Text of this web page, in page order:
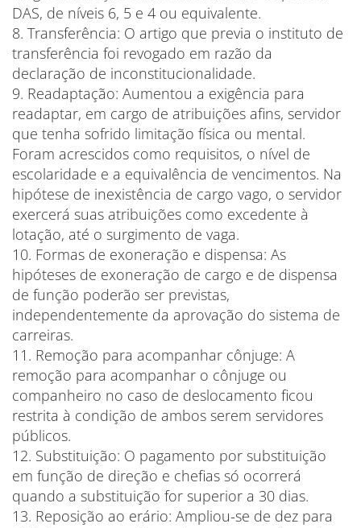
DAS, de níveis 6, 5 e 4 ou equivalente.
8. Transferência: O artigo que previa o instituto de
transferência foi revogado em razão da
declaração de inconstitucionalidade.
9. Readaptação: Aumentou a exigência para
readaptar, em cargo de atribuições afins, servidor
que tenha sofrido limitação física ou mental.
Foram acrescidos como requisitos, o nível de
escolaridade e a equivalência de vencimentos. Na
hipótese de inexistência de cargo vago, o servidor
exercerá suas atribuições como excedente à
lotação, até o surgimento de vaga.
10. Formas de exoneração e dispensa: As
hipóteses de exoneração de cargo e de dispensa
de função poderão ser previstas,
independentemente da aprovação do sistema de
carreiras.
11. Remoção para acompanhar cônjuge: A
remoção para acompanhar o cônjuge ou
companheiro no caso de deslocamento ficou
restrita à condição de ambos serem servidores
públicos.
12. Substituição: O pagamento por substituição
em função de direção e chefias só ocorrerá
quando a substituição for superior a 30 dias.
13. Reposição ao erário: Ampliou-se de dez para